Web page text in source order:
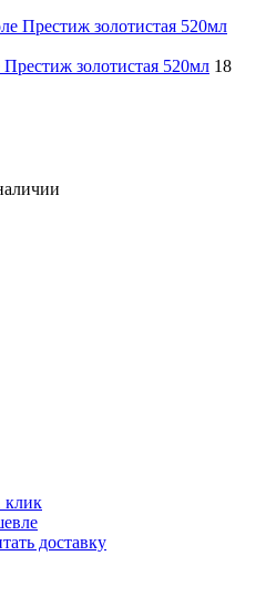
золотистая 520мл 18
клик
доставку